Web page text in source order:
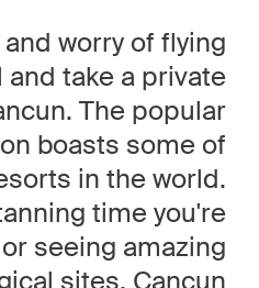
worry of flying
take a private
The popular
boasts some of
in the world.
time you're
seeing amazing
sites, Cancun